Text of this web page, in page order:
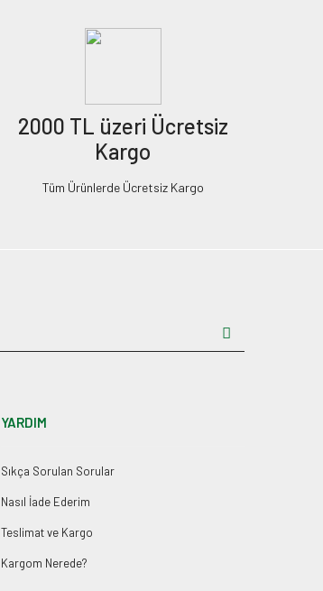
2000 TL üzeri Ücretsiz
Kargo
Tüm Ürünlerde Ücretsiz Kargo
YARDIM
Sıkça Sorulan Sorular
Nasıl İade Ederim
Teslimat ve Kargo
Kargom Nerede?